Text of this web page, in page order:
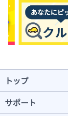
トップ
サポート